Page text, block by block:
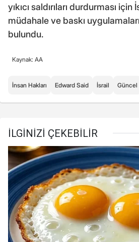
yıkıcı saldırıları durdurması için
müdahale ve baskı
bulundu.
Kaynak: AA
İnsan Hakları Edward Said İsrail Güncel